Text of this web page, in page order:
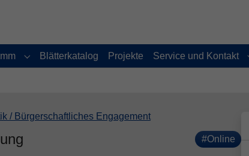
Submenu for "Programm"
Blätterkatalog Projekte Service und Kontakt
/ Bürgerschaftliches Engagement
#Online